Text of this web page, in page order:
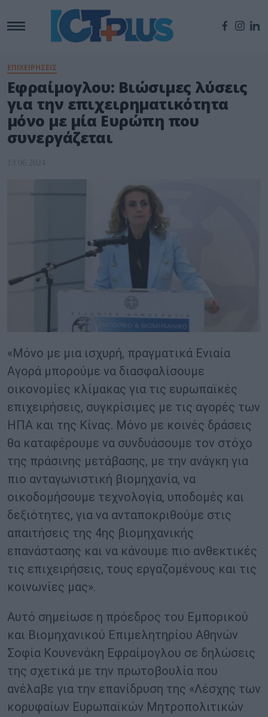
ΕΠΙΧΕΙΡΗΣΕΙΣ
Εφραίμογλου: Βιώσιμες λύσεις
για την επιχειρηματικότητα
μόνο με μία Ευρώπη που
συνεργάζεται
13.06.2024
«Μόνο με μια ισχυρή, πραγματικά Ενιαία
Αγορά μπορούμε να διασφαλίσουμε
οικονομίες κλίμακας για τις ευρωπαϊκές
επιχειρήσεις, συγκρίσιμες με τις αγορές των
ΗΠΑ και της Κίνας. Μόνο με κοινές δράσεις
θα καταφέρουμε να συνδυάσουμε τον στόχο
της πράσινης μετάβασης, με την ανάγκη για
πιο ανταγωνιστική βιομηχανία, να
οικοδομήσουμε τεχνολογία, υποδομές και
δεξιότητες, για να ανταποκριθούμε στις
απαιτήσεις της 4ης βιομηχανικής
επανάστασης και να κάνουμε πιο ανθεκτικές
τις επιχειρήσεις, τους εργαζομένους και τις
κοινωνίες μας».
Αυτό σημείωσε η πρόεδρος του Εμπορικού
και Βιομηχανικού Επιμελητηρίου Αθηνών
Σοφία Κουνενάκη Εφραίμογλου σε δηλώσεις
της σχετικά με την πρωτοβουλία που
ανέλαβε για την επανίδρυση της «Λέσχης των
κορυφαίων Ευρωπαϊκών Μητροπολιτικών